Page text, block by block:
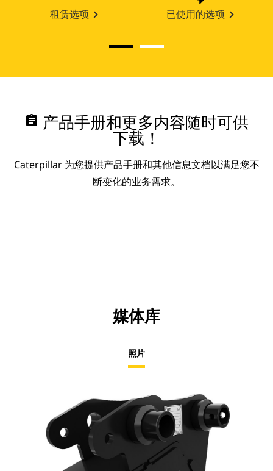
租赁选项 已使用的选项
assignment 产品手册和更多内容随时可供
下载！
Caterpillar 为您提供产品手册和其他信息文档以满足您不
断变化的业务需求。
媒体库
照片